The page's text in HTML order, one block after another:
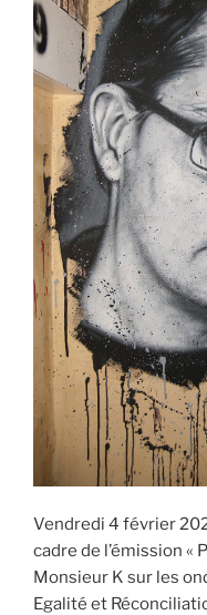
Vendredi 4 février
cadre de l’émission «
Monsieur K sur les
Egalité et